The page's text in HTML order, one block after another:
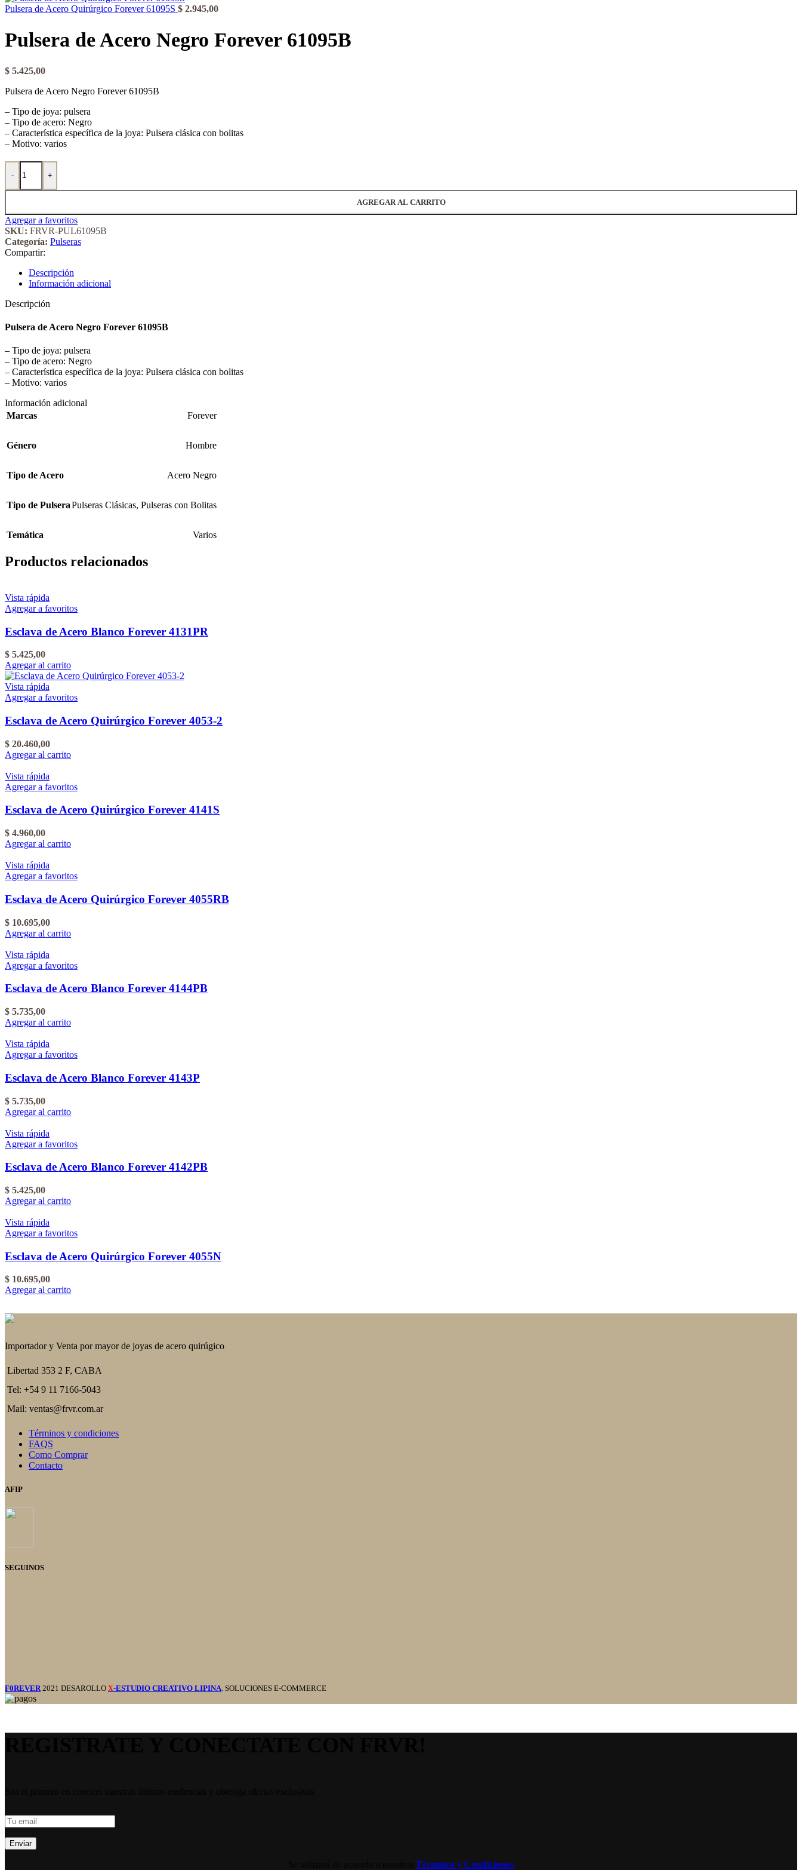
Pulsera de Acero Quirúrgico Forever 61095S $ 2.945,00
Pulsera de Acero Negro Forever 61095B
$ 5.425,00
Pulsera de Acero Negro Forever 61095B
– Tipo de joya: pulsera
– Tipo de acero: Negro
– Característica específica de la joya: Pulsera clásica con bolitas
– Motivo: varios
-
Pulsera de Acero Negro Forever 61095B cantidad
+
AGREGAR AL CARRITO
Agregar a favoritos
SKU: FRVR-PUL61095B
Categoría: Pulseras
Compartir:
Descripción
Información adicional
Descripción
Pulsera de Acero Negro Forever 61095B
– Tipo de joya: pulsera
– Tipo de acero: Negro
– Característica específica de la joya: Pulsera clásica con bolitas
– Motivo: varios
Información adicional
Marcas
Forever
Género Hombre
Tipo de Acero Acero Negro
Tipo de PulseraPulseras Clásicas, Pulseras con Bolitas
Temática Varios
Productos relacionados
Vista rápida
Agregar a favoritos
Esclava de Acero Blanco Forever 4131PR
$ 5.425,00
Agregar al carrito
Vista rápida
Agregar a favoritos
Esclava de Acero Quirúrgico Forever 4053-2
$ 20.460,00
Agregar al carrito
Vista rápida
Agregar a favoritos
Esclava de Acero Quirúrgico Forever 4141S
$ 4.960,00
Agregar al carrito
Vista rápida
Agregar a favoritos
Esclava de Acero Quirúrgico Forever 4055RB
$ 10.695,00
Agregar al carrito
Vista rápida
Agregar a favoritos
Esclava de Acero Blanco Forever 4144PB
$ 5.735,00
Agregar al carrito
Vista rápida
Agregar a favoritos
Esclava de Acero Blanco Forever 4143P
$ 5.735,00
Agregar al carrito
Vista rápida
Agregar a favoritos
Esclava de Acero Blanco Forever 4142PB
$ 5.425,00
Agregar al carrito
Vista rápida
Agregar a favoritos
Esclava de Acero Quirúrgico Forever 4055N
$ 10.695,00
Agregar al carrito
Importador y Venta por mayor de joyas de acero quirúgico
Libertad 353 2 F, CABA
Tel: +54 9 11 7166-5043
Mail: ventas@frvr.com.ar
Términos y condiciones
FAQS
Como Comprar
Contacto
AFIP
SEGUINOS
F0REVER 2021 DESAROLLO X-ESTUDIO CREATIVO LIPINA. SOLUCIONES E-COMMERCE
Términos y Condiciones